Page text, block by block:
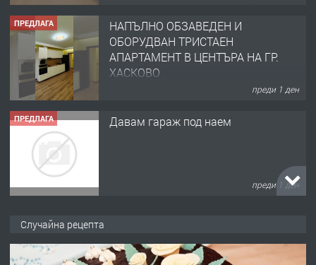
ПРЕДЛАГА
НАПЪЛНО ОБЗАВЕДЕН И
ОБОРУДВАН ТРИСТАЕН
АПАРТАМЕНТ В ЦЕНТЪРА НА ГР.
ХАСКОВО
преди 1 ден
ПРЕДЛАГА Давам гараж под наем
преди 1 ден
градската градина!
Случайна рецепта